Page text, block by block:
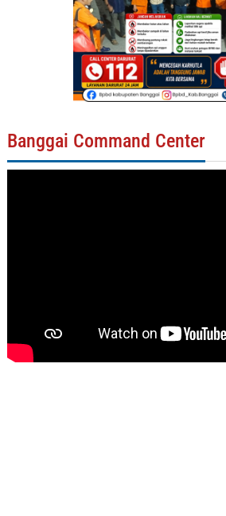
Banggai Command Center